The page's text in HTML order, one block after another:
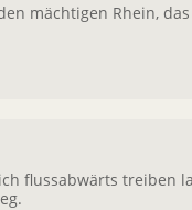
mächtigen Rhein,
flussabwärts